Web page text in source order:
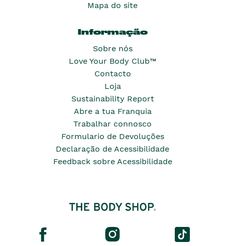
Mapa do site
Informação
Sobre nós
Love Your Body Club™
Contacto
Loja
Sustainability Report
Abre a tua Franquia
Trabalhar connosco
Formulario de Devoluções
Declaração de Acessibilidade
Feedback sobre Acessibilidade